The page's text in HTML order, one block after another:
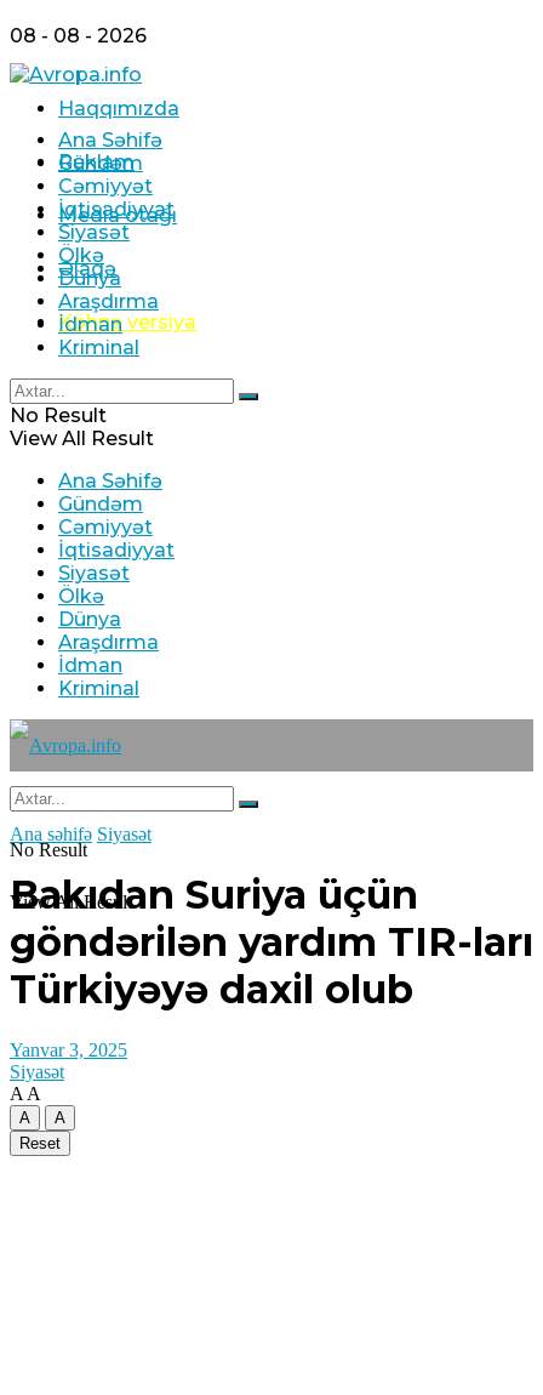
08 - 08 - 2026
Haqqımızda
Reklam
Media otağı
Əlaqə
Köhnə versiya
Ana Səhifə
Gündəm
Cəmiyyət
İqtisadiyyat
Siyasət
Ölkə
Dünya
Araşdırma
İdman
Kriminal
No Result
View All Result
Ana Səhifə
Gündəm
Cəmiyyət
İqtisadiyyat
Siyasət
Ölkə
Dünya
Araşdırma
İdman
Kriminal
No Result
View All Result
Ana səhifə Siyasət
Bakıdan Suriya üçün
göndərilən yardım TIR-ları
Türkiyəyə daxil olub
Yanvar 3, 2025
Siyasət
A A
A
A
Reset